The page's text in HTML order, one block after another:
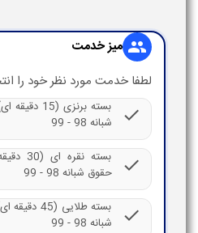
group میز خدمت
لطفا خدمت مورد نظر خود را
check
بسته برنزی
شبانه 98 - 99
check
بسته
حقوق شبانه 98 - 99
check
بسته
شبانه 98 - 99